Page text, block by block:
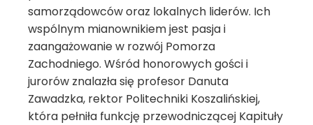
samorządowców oraz lokalnych liderów. Ich
wspólnym mianownikiem jest pasja i
zaangażowanie w rozwój Pomorza
Zachodniego. Wśród honorowych gości i
jurorów znalazła się profesor Danuta
Zawadzka, rektor Politechniki Koszalińskiej,
która pełniła funkcję przewodniczącej Kapituły